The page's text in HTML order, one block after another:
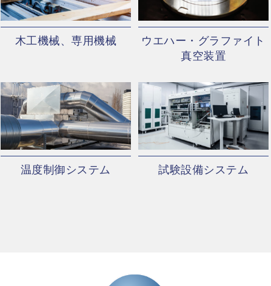
木工機械、専用機械
ウエハー・グラファイト
真空装置
温度制御システム 試験設備システム